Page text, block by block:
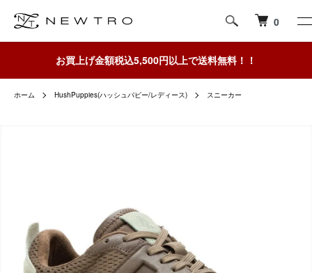
0
お買上げ金額税込5,500円以上で送料無料！！
ホーム HushPuppies(ハッシュパピー/レディース) スニーカー